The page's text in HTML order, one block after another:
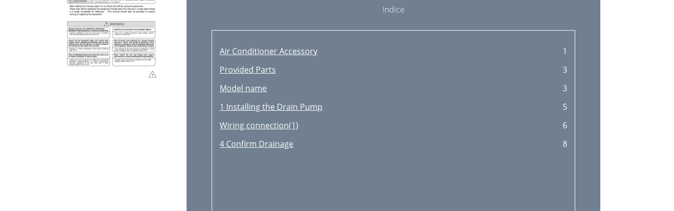
Indice
Air Conditioner Accessory
1
Provided Parts
3
Model name
3
1 Installing the Drain Pump
5
Wiring connection(1)
6
4 Confirm Drainage
8